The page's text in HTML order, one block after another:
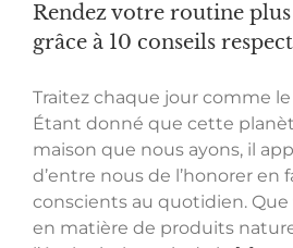
Rendez votre routine
grâce à 10 conseils
Traitez chaque jour comme le
Étant donné que cette
maison que nous ayons, il
d’entre nous de l’honorer en
conscients au quotidien. Que
en matière de produits